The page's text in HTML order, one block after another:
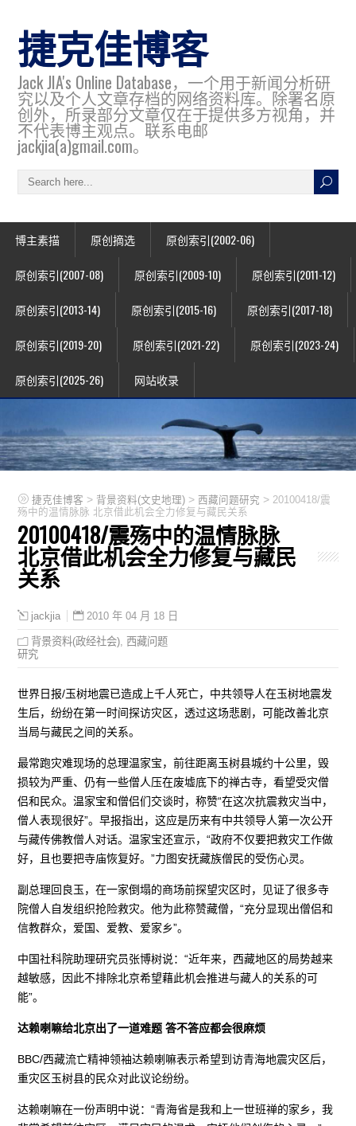
捷克佳博客
Jack JIA's Online Database，一个用于新闻分析研
究以及个人文章存档的网络资料库。除署名原
创外，所录部分文章仅在于提供多方视角，并
不代表博主观点。联系电邮
jackjia(a)gmail.com。
博主素描 原创摘选 原创索引(2002-06)
原创索引(2007-08) 原创索引(2009-10) 原创索引(2011-12)
原创索引(2013-14) 原创索引(2015-16) 原创索引(2017-18)
原创索引(2019-20) 原创索引(2021-22) 原创索引(2023-24)
原创索引(2025-26) 网站收录
捷克佳博客 > 背景资料(文史地理) >西藏问题研究 > 20100418/震
殇中的温情脉脉 北京借此机会全力修复与藏民关系
20100418/震殇中的温情脉脉
北京借此机会全力修复与藏民
关系
jackjia 2010 年 04 月 18 日
背景资料(政经社会) 西藏问题
研究
世界日报/玉树地震已造成上千人死亡，中共领导人在玉树地震发
生后，纷纷在第一时间探访灾区，透过这场悲剧，可能改善北京
当局与藏民之间的关系。
最常跑灾难现场的总理温家宝，前往距离玉树县城约十公里，毁
损较为严重、仍有一些僧人压在废墟底下的禅古寺，看望受灾僧
侣和民众。温家宝和僧侣们交谈时，称赞“在这次抗震救灾当中，
僧人表现很好”。早报指出，这应是历来有中共领导人第一次公开
与藏传佛教僧人对话。温家宝还宣示，“政府不仅要把救灾工作做
好，且也要把寺庙恢复好。”力图安抚藏族僧民的受伤心灵。
副总理回良玉，在一家倒塌的商场前探望灾区时，见证了很多寺
院僧人自发组织抢险救灾。他为此称赞藏僧，“充分显现出僧侣和
信教群众，爱国、爱教、爱家乡”。
中国社科院助理研究员张博树说：“近年来，西藏地区的局势越来
越敏感，因此不排除北京希望藉此机会推进与藏人的关系的可
能”。
达赖喇嘛给北京出了一道难题 答不答应都会很麻烦
BBC/西藏流亡精神领袖达赖喇嘛表示希望到访青海地震灾区后，
重灾区玉树县的民众对此议论纷纷。
达赖喇嘛在一份声明中说：“青海省是我和上一世班禅的家乡，我